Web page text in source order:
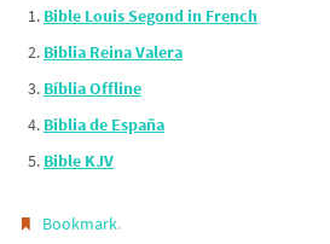
Bible Louis Segond in French
Biblia Reina Valera
Bíblia Offline
Biblia de España
Bible KJV
Bookmark.